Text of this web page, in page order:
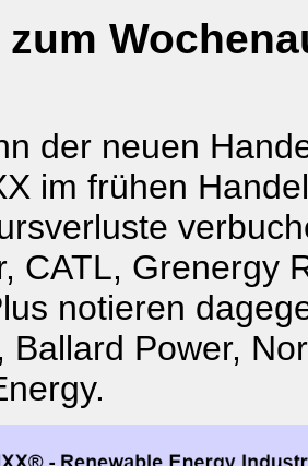
zum
der neuen
im frühen
CATL, Grenergy
notieren
Ballard Power,